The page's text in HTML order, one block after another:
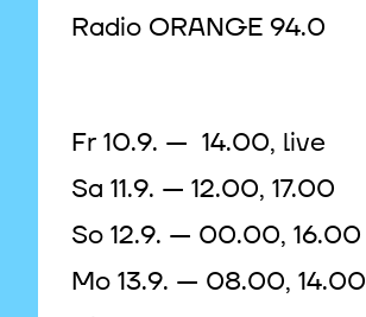
Radio ORANGE 94.0
Fr 10.9. — 14.00, live
Sa 11.9. — 12.00, 17.00
So 12.9. — 00.00, 16.00
Mo 13.9. — 08.00, 14.00